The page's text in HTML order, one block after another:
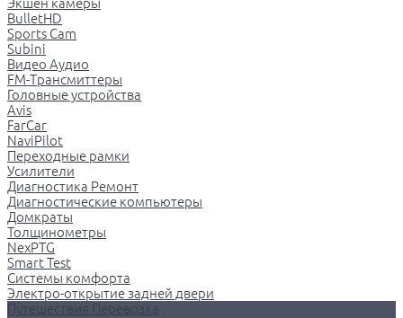
BulletHD
Sports Cam
Subini
Видео Аудио
FM-Трансмиттеры
Головные устройства
Avis
FarCar
NaviPilot
Переходные рамки
Усилители
Диагностика Ремонт
Диагностические компьютеры
Домкраты
Толщинометры
NexPTG
Smart Test
Системы комфорта
Электро-открытие задней двери
Путешествия Перевозка